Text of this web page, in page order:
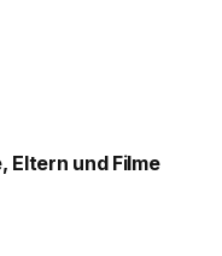
Eltern und Filme